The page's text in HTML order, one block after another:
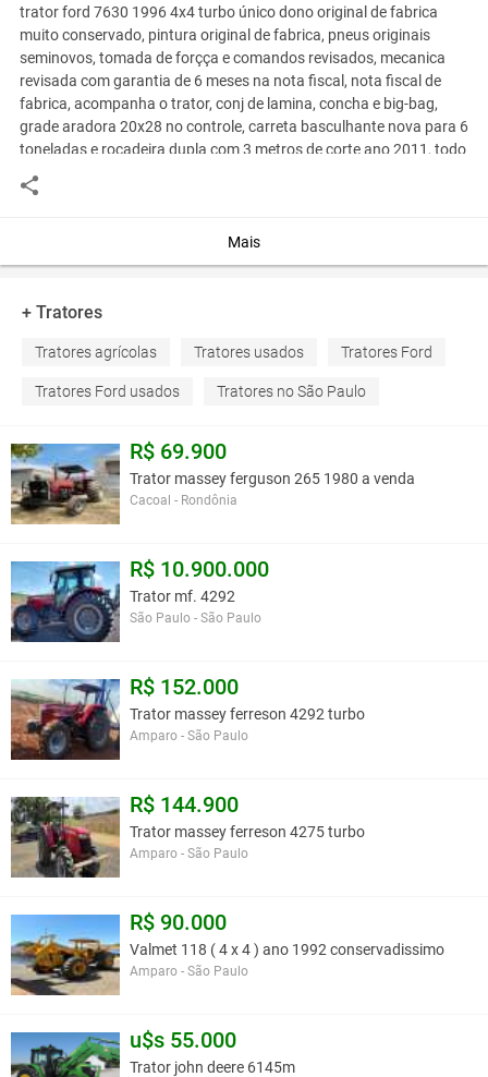
trator ford 7630 1996 4x4 turbo único dono original de fabrica
muito conservado, pintura original de fabrica, pneus originais
seminovos, tomada de forçça e comandos revisados, mecanica
revisada com garantia de 6 meses na nota fiscal, nota fiscal de
fabrica, acompanha o trator, conj de lamina, concha e big-bag,
grade aradora 20x28 no controle, carreta basculhante nova para 6
toneladas e rocadeira dupla com 3 metros de corte ano 2011, todo
equipamento ávista r$ 30.000,00 fiinanciamos para todo brasil,
entrada r$ 5.000,00 +48 parcelas r$ 525,00 fixas, pelo carnei da
este anúncio é contra a política de Agroads?Informar aqui
Mais
+ Tratores
Tratores agrícolas Tratores usados Tratores Ford
Tratores Ford usados Tratores no São Paulo
R$ 69.900
Trator massey ferguson 265 1980 a venda
Cacoal - Rondônia
R$ 10.900.000
Trator mf. 4292
São Paulo - São Paulo
R$ 152.000
Trator massey ferreson 4292 turbo
Amparo - São Paulo
R$ 144.900
Trator massey ferreson 4275 turbo
Amparo - São Paulo
R$ 90.000
Valmet 118 ( 4 x 4 ) ano 1992 conservadissimo
Amparo - São Paulo
u$s 55.000
Trator john deere 6145m